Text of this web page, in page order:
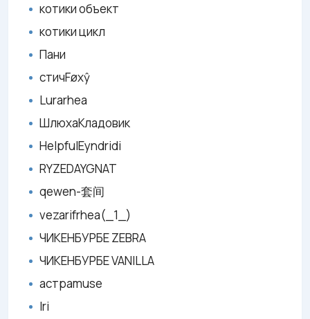
котики объект
котики цикл
Пани
стичFøxŷ
Lurarhea
ШлюхаКладовик
HelpfulEyndridi
RYZEDAYGNAT
qewen-套间
vezarifrhea(_1_)
ЧИКЕНБУРБЕ ZEBRA
ЧИКЕНБУРБЕ VANILLA
астраmuse
Iri